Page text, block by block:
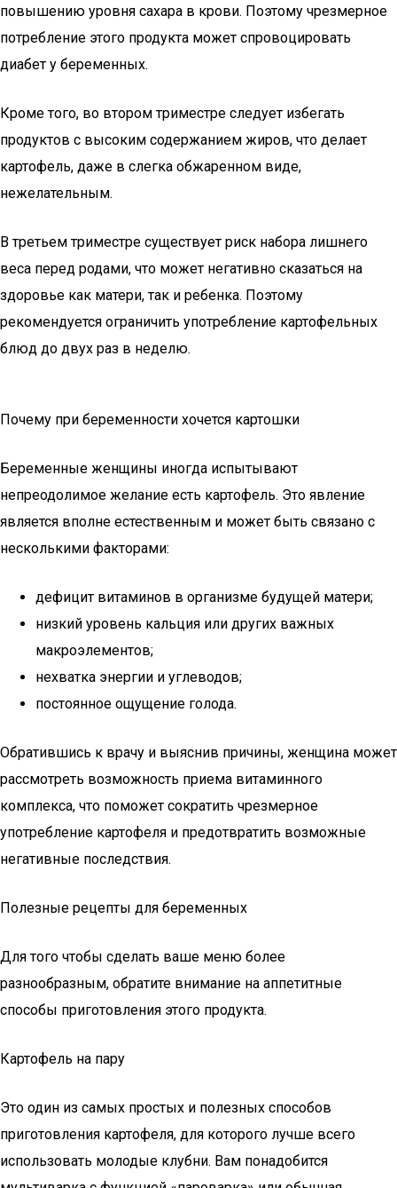
повышению уровня сахара в крови. Поэтому чрезмерное
потребление этого продукта может спровоцировать
диабет у беременных.
Кроме того, во втором триместре следует избегать
продуктов с высоким содержанием жиров, что делает
картофель, даже в слегка обжаренном виде,
нежелательным.
В третьем триместре существует риск набора лишнего
веса перед родами, что может негативно сказаться на
здоровье как матери, так и ребенка. Поэтому
рекомендуется ограничить употребление картофельных
блюд до двух раз в неделю.
Почему при беременности хочется картошки
Беременные женщины иногда испытывают
непреодолимое желание есть картофель. Это явление
является вполне естественным и может быть связано с
несколькими факторами:
дефицит витаминов в организме будущей матери;
низкий уровень кальция или других важных
макроэлементов;
нехватка энергии и углеводов;
постоянное ощущение голода.
Обратившись к врачу и выяснив причины, женщина может
рассмотреть возможность приема витаминного
комплекса, что поможет сократить чрезмерное
употребление картофеля и предотвратить возможные
негативные последствия.
Полезные рецепты для беременных
Для того чтобы сделать ваше меню более
разнообразным, обратите внимание на аппетитные
способы приготовления этого продукта.
Картофель на пару
Это один из самых простых и полезных способов
приготовления картофеля, для которого лучше всего
использовать молодые клубни. Вам понадобится